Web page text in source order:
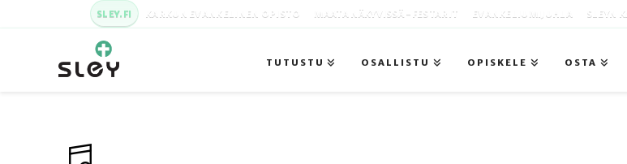
SLEY.FI KARKUN EVANKELINEN OPISTO MAATA NÄKYVISSÄ -FESTARIT EVANKELIUMIJUHLA SLEYN
TUTUSTU OSALLISTU OPISKELE OSTA